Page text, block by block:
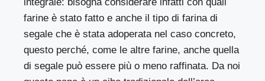
farine è stato fatto e anche il tipo di farina di
segale che è stata adoperata nel caso concreto,
questo perché, come le altre farine, anche quella
di segale può essere più o meno raffinata. Da noi